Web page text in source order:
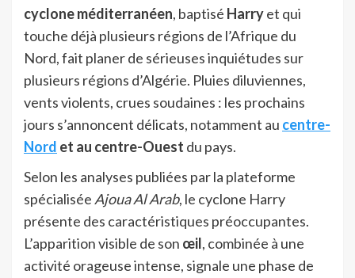
cyclone méditerranéen, baptisé Harryet qui
touche déjà plusieurs régions de l’Afrique du
Nord, fait planer de sérieuses inquiétudes sur
plusieurs régions d’Algérie. Pluies diluviennes,
vents violents, crues soudaines : les prochains
jours s’annoncent délicats, notamment au centre-
Nord et au centre-Ouest du pays.
Selon les analyses publiées par la plateforme
spécialisée Ajoua Al Arab, le cyclone Harry
présente des caractéristiques préoccupantes.
L’apparition visible de son œil, combinée à une
activité orageuse intense, signale une phase de